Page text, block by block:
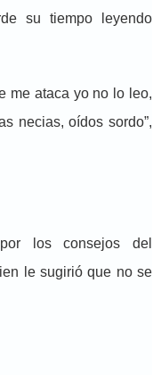
su tiempo leyendo
me ataca yo no lo leo,
necias, oídos sordo”,
los consejos del
le sugirió que no se